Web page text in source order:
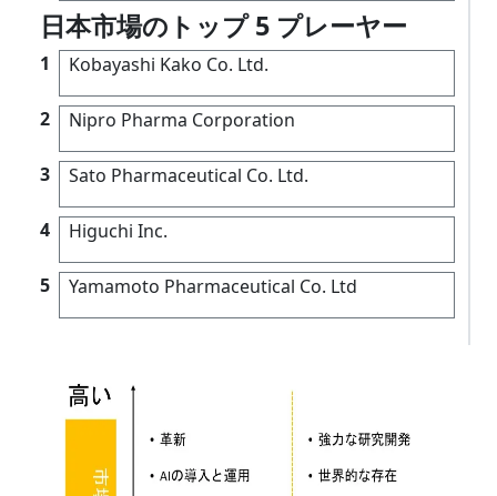
日本市場のトップ 5 プレーヤー
1 Kobayashi Kako Co. Ltd.
2 Nipro Pharma Corporation
3 Sato Pharmaceutical Co. Ltd.
4 Higuchi Inc.
5 Yamamoto Pharmaceutical Co. Ltd